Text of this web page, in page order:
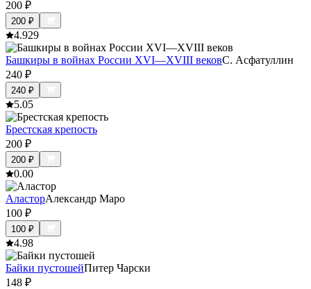
200 ₽
200 ₽
4.929
Башкиры в войнах России XVI—XVIII вековС. Асфатуллин
240 ₽
240 ₽
5.05
Брестская крепость
200 ₽
200 ₽
0.00
АласторАлександр Маро
100 ₽
100 ₽
4.98
Байки пустошейПитер Чарски
148 ₽